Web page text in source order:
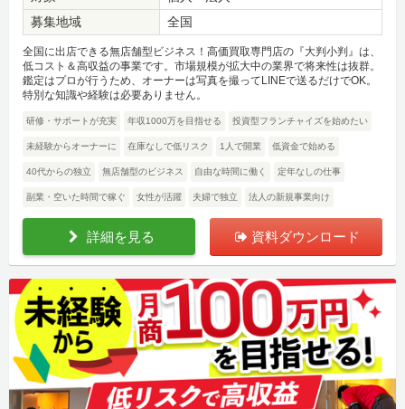
募集地域
全国
全国に出店できる無店舗型ビジネス！高価買取専門店の『大判小判』は、
低コスト＆高収益の事業です。市場規模が拡大中の業界で将来性は抜群。
鑑定はプロが行うため、オーナーは写真を撮ってLINEで送るだけでOK。
特別な知識や経験は必要ありません。
研修・サポートが充実 年収1000万を目指せる 投資型フランチャイズを始めたい
未経験からオーナーに 在庫なしで低リスク 1人で開業 低資金で始める
40代からの独立 無店舗型のビジネス 自由な時間に働く 定年なしの仕事
副業・空いた時間で稼ぐ 女性が活躍 夫婦で独立 法人の新規事業向け
詳細を見る 資料ダウンロード